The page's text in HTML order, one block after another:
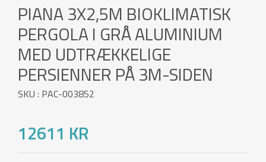
PIANA 3X2,5M BIOKLIMATISK
PERGOLA I GRÅ ALUMINIUM
MED UDTRÆKKELIGE
PERSIENNER PÅ 3M-SIDEN
SKU : PAC-003852
12611 KR